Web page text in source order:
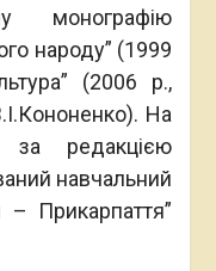
монографію
народу” (1999
(2006 р.,
На
за редакцією
навчальний
– Прикарпаття”